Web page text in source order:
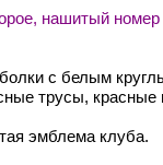
нашитый номер
с белым
трусы, красные
эмблема клуба.